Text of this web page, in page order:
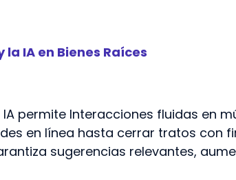
IA en Bienes Raíces
permite Interacciones fluidas en
en línea hasta cerrar tratos con
sugerencias relevantes,